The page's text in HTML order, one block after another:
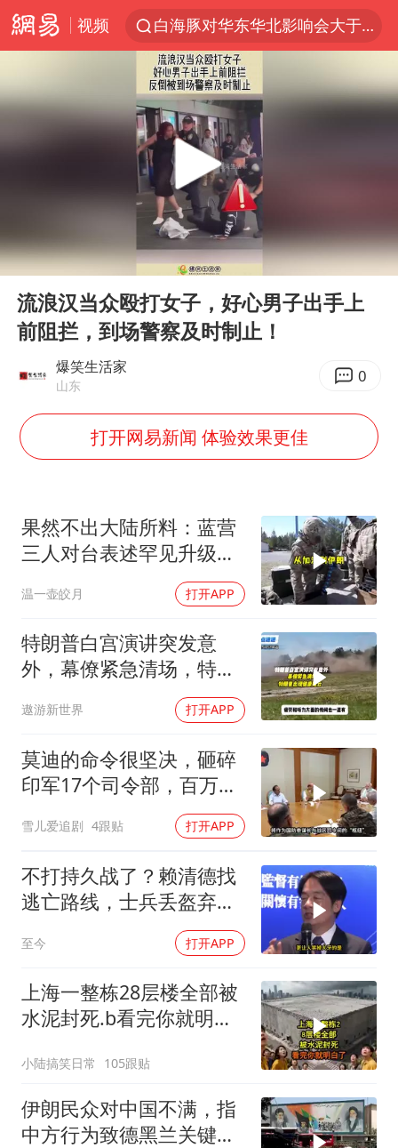
视频
白海豚对华东华北影响会大于巴威
王传君 《披荆斩棘》
BLG经理辟谣Bin离队
上门女婿出轨女邻居多年被判重婚罪
浙江近300条预警生效中 今夜大部暴雨
以军士兵把枪口对准中国记者
曹颖儿子首次演长剧
总书记点赞的非遗苗绣焕发新生机
Play
00:00 00:12
流浪汉当众殴打女子，好心男子出手上
前阻拦，到场警察及时制止！
爆笑生活家
山东 0
打开网易新闻 体验效果更佳
果然不出大陆所料：蓝营
三人对台表述罕见升级，
温一壶皎月 打开APP
特朗普白宫演讲突发意
外，幕僚紧急清场，特朗
遨游新世界 打开APP
莫迪的命令很坚决，砸碎
印军17个司令部，百万印
雪儿爱追剧 4跟贴 打开APP
不打持久战了？赖清德找
逃亡路线，士兵丢盔弃
甲，解放军对其更名
至今 打开APP
上海一整栋28层楼全部被
水泥封死.b看完你就明白
小陆搞笑日常 105跟贴
伊朗民众对中国不满，指
中方行为致德黑兰关键工